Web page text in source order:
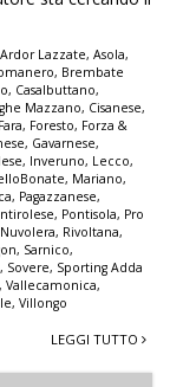
Ardor Lazzate, Asola,
, Brembate
, Casalbuttano,
Mazzano, Cisanese,
Fara, Foresto, Forza &
, Gavarnese,
, Inveruno, Lecco,
, Mariano,
, Pagazzanese,
, Pontisola, Pro
, Rivoltana,
, Sarnico,
, Sovere, Sporting Adda
, Vallecamonica,
, Villongo
LEGGI TUTTO